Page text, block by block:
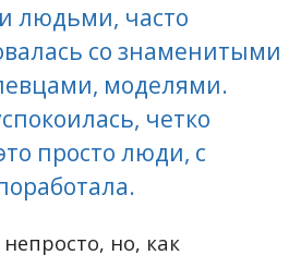
людьми, часто
со знаменитыми
моделями.
четко
просто люди, с
но, как